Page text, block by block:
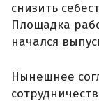
снизить
Площадка
начался
Нынешнее